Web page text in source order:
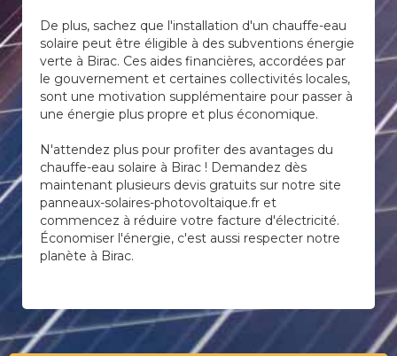
De plus, sachez que l'installation d'un chauffe-eau
solaire peut être éligible à des subventions énergie
verte à Birac. Ces aides financières, accordées par
le gouvernement et certaines collectivités locales,
sont une motivation supplémentaire pour passer à
une énergie plus propre et plus économique.
N'attendez plus pour profiter des avantages du
chauffe-eau solaire à Birac ! Demandez dès
maintenant plusieurs devis gratuits sur notre site
panneaux-solaires-photovoltaique.fr et
commencez à réduire votre facture d'électricité.
Économiser l'énergie, c'est aussi respecter notre
planète à Birac.